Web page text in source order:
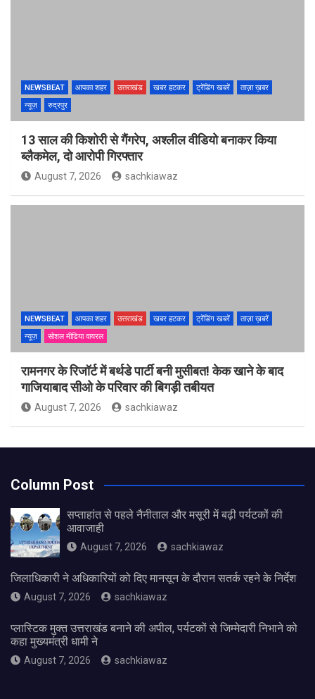
NEWSBEAT आपका शहर उत्तराखंड खबर हटकर ट्रेंडिंग खबरें
ताज़ा ख़बर
न्यूज़
रुद्रपुर
13 साल की किशोरी से गैंगरेप, अश्लील वीडियो बनाकर किया
ब्लैकमेल, दो आरोपी गिरफ्तार
August 7, 2026 sachkiawaz
NEWSBEAT आपका शहर उत्तराखंड खबर हटकर ट्रेंडिंग खबरें
ताज़ा ख़बरें
न्यूज़
सोशल मीडिया वायरल
रामनगर के रिजॉर्ट में बर्थडे पार्टी बनी मुसीबत! केक खाने के बाद
गाजियाबाद सीओ के परिवार की बिगड़ी तबीयत
August 7, 2026 sachkiawaz
Column Post
सप्ताहांत से पहले नैनीताल और मसूरी में बढ़ी पर्यटकों की
आवाजाही
August 7, 2026 sachkiawaz
जिलाधिकारी ने अधिकारियों को दिए मानसून के दौरान सतर्क रहने के निर्देश
August 7, 2026 sachkiawaz
प्लास्टिक मुक्त उत्तराखंड बनाने की अपील, पर्यटकों से जिम्मेदारी निभाने को
कहा मुख्यमंत्री धामी ने
August 7, 2026 sachkiawaz